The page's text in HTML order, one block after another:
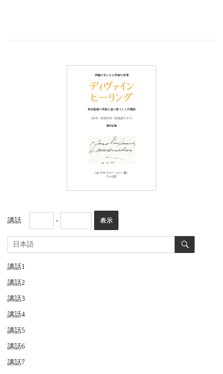
講話 -
講話1
講話2
講話3
講話4
講話5
講話6
講話7